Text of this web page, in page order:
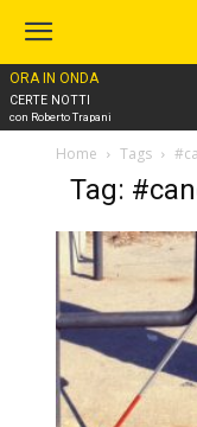
ORA IN ONDA
CERTE NOTTI
con Roberto Trapani
Home Tags
Tag: